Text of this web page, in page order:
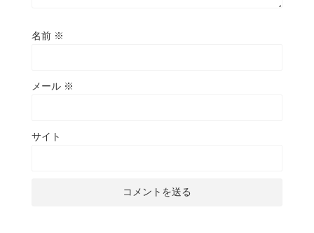
名前 ※
メール ※
サイト